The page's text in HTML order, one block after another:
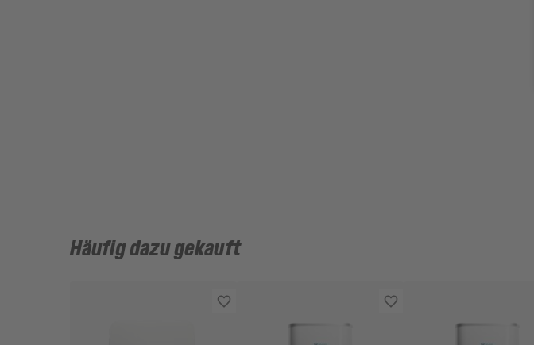
Häufig dazu gekauft